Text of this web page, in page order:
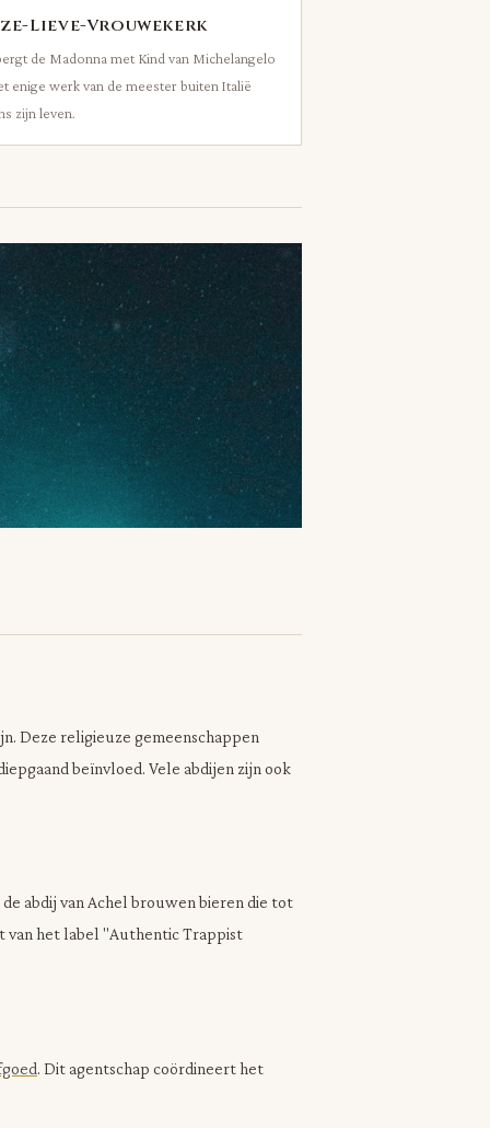
Lieve-Vrouwekerk
de Madonna met Kind van Michelangelo
enige werk van de meester buiten Italië
zijn leven.
Deze religieuze gemeenschappen
beïnvloed. Vele abdijen zijn ook
abdij van Achel brouwen bieren die tot
het label "Authentic Trappist
. Dit agentschap coördineert het